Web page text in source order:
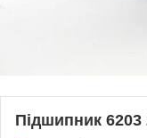
Підшипник